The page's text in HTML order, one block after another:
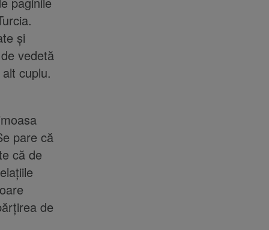
și
vedetă
cuplu.
pare că
că de
de